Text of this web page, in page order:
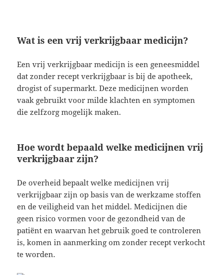
Wat is een vrij verkrijgbaar medicijn?
Een vrij verkrijgbaar medicijn is een geneesmiddel
dat zonder recept verkrijgbaar is bij de apotheek,
drogist of supermarkt. Deze medicijnen worden
vaak gebruikt voor milde klachten en symptomen
die zelfzorg mogelijk maken.
Hoe wordt bepaald welke medicijnen vrij
verkrijgbaar zijn?
De overheid bepaalt welke medicijnen vrij
verkrijgbaar zijn op basis van de werkzame stoffen
en de veiligheid van het middel. Medicijnen die
geen risico vormen voor de gezondheid van de
patiënt en waarvan het gebruik goed te controleren
is, komen in aanmerking om zonder recept verkocht
te worden.